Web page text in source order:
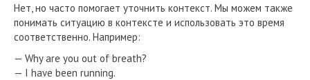
Нет, но часто помогает уточнить контекст. Мы можем также
понимать ситуацию в контексте и использовать это время
соответственно. Например:
— Why are you out of breath?
— I have been running.